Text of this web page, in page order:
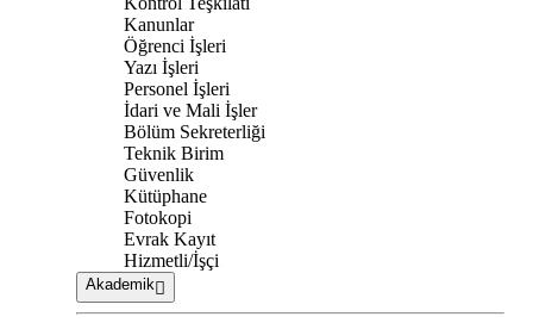
Kanunlar
Öğrenci İşleri
Yazı İşleri
Personel İşleri
İdari ve Mali İşler
Bölüm Sekreterliği
Teknik Birim
Güvenlik
Kütüphane
Fotokopi
Evrak Kayıt
Hizmetli/İşçi
Akademik